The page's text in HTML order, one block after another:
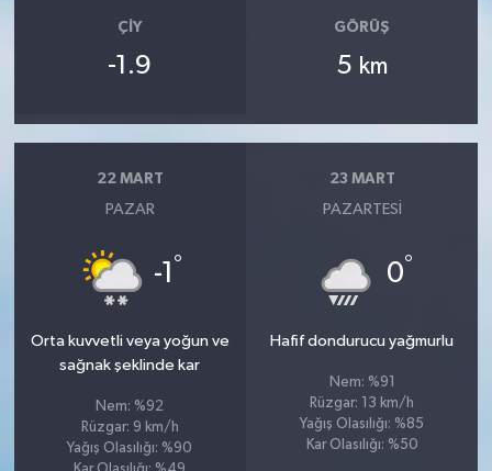
ÇIY
-1.9
GÖRÜŞ
5 km
22 MART
PAZAR
-1 °
Orta kuvvetli veya yoğun ve
sağnak şeklinde kar
Nem: %92
Rüzgar: 9 km/h
Yağış Olasılığı: %90
23 MART
PAZARTESI
0°
Hafif dondurucu yağmurlu
Nem: %91
Rüzgar: 13 km/h
Yağış Olasılığı: %85
Kar Olasılığı: %50